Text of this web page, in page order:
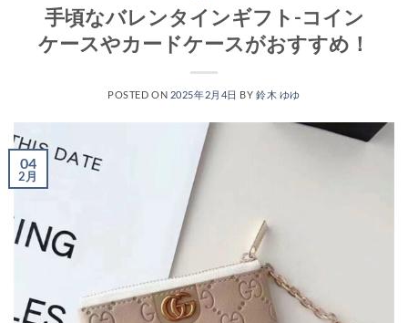
手頃なバレンタインギフト-コイン
ケースやカードケースがおすすめ！
POSTED ON 2025年2月4日 BY鈴木 ゆゆ
04
2月